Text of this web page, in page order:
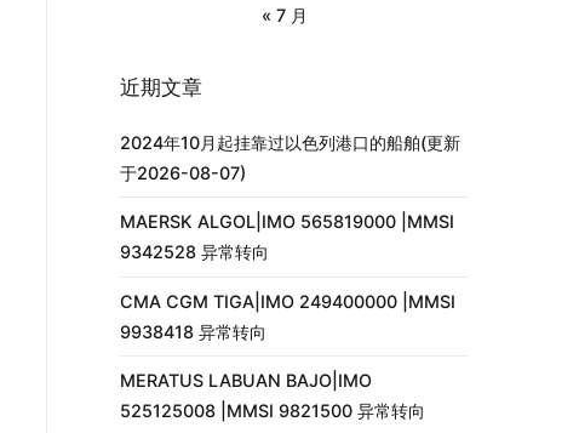
« 7 月
近期文章
2024年10月起挂靠过以色列港口的船舶(更新
于2026-08-07)
MAERSK ALGOL|IMO 565819000 |MMSI
9342528 异常转向
CMA CGM TIGA|IMO 249400000 |MMSI
9938418 异常转向
MERATUS LABUAN BAJO|IMO
525125008 |MMSI 9821500 异常转向